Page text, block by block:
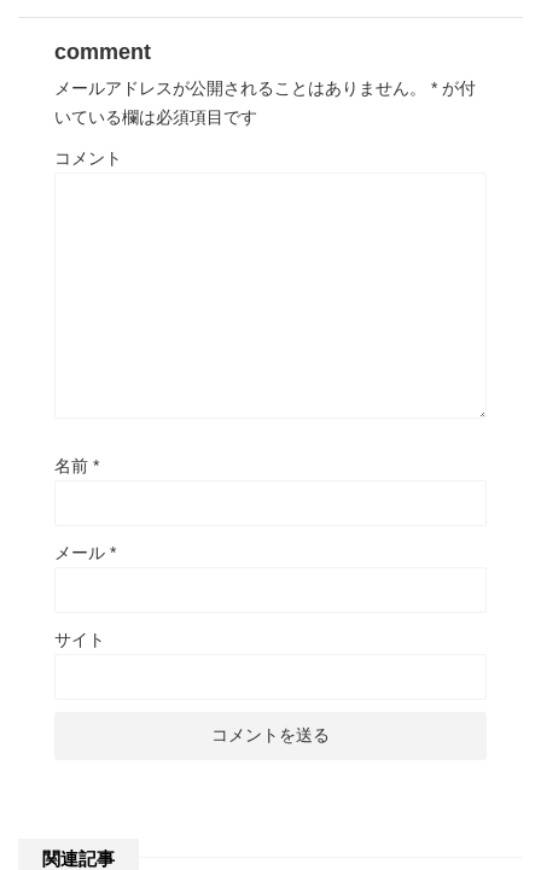
comment
メールアドレスが公開されることはありません。 * が付
いている欄は必須項目です
コメント
名前 *
メール *
サイト
関連記事